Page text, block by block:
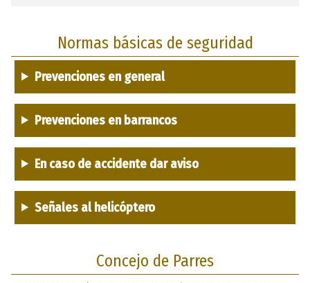
Normas básicas de seguridad
Prevenciones en general
Prevenciones en barrancos
En caso de accidente dar aviso
Señales al helicóptero
Concejo de Parres